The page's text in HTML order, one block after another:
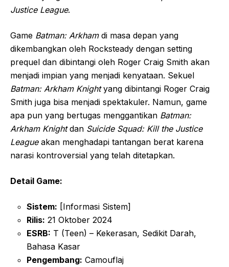
Justice League.
Game Batman: Arkhamdi masa depan yang
dikembangkan oleh Rocksteady dengan setting
prequel dan dibintangi oleh Roger Craig Smith akan
menjadi impian yang menjadi kenyataan. Sekuel
Batman: Arkham Knightyang dibintangi Roger Craig
Smith juga bisa menjadi spektakuler. Namun, game
apa pun yang bertugas menggantikan Batman:
Arkham Knightdan Suicide Squad: Kill the Justice
Leagueakan menghadapi tantangan berat karena
narasi kontroversial yang telah ditetapkan.
Detail Game:
Sistem: [Informasi Sistem]
Rilis: 21 Oktober 2024
ESRB: T (Teen) – Kekerasan, Sedikit Darah,
Bahasa Kasar
Pengembang: Camouflaj